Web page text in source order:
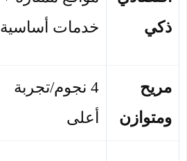
ذكي
خدمات أساسية
مريح
ومتوازن
4 نجوم/تجربة
أعلى